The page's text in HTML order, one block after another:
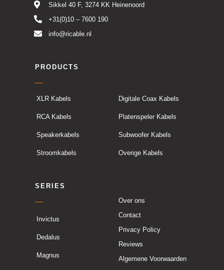
Sikkel 40 F, 3274 KK Heinenoord
+31(0)10 – 7600 190
info@ricable.nl
PRODUCTS
SERIES
Digitale Coax Kabels
Platenspeler Kabels
Subwoofer Kabels
Overige Kabels
XLR Kabels
RCA Kabels
Speakerkabels
Stroomkabels
Invictus
Dedalus
Magnus
Over ons
Contact
Privacy Policy
Reviews
Algemene Voorwaarden